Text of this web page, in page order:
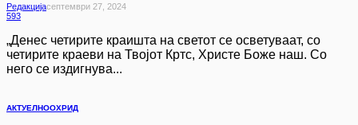
РедакцијаСептември 27, 2024
593
„Денес четирите краишта на светот се осветуваат, со
четирите краеви на Твојот Кртс, Христе Боже наш. Со
него се издигнува...
АКТУЕЛНООХРИД